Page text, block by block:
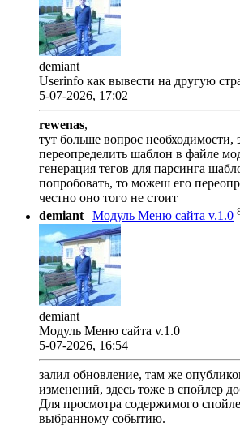
demiant
Userinfo как вывести на другую
5-07-2026, 17:02
rewenas,
тут больше вопрос необходимости,
переопределить шаблон в файле
генерация тегов для парсинга
попробовать, то можеш его
честно оно того не стоит
demiant| Модуль Меню сайта v.1.0
demiant
Модуль Меню сайта v.1.0
5-07-2026, 16:54
залил обновление, там же
изменений, здесь тоже в спойлер
Для просмотра содержимого
выбранному событию.